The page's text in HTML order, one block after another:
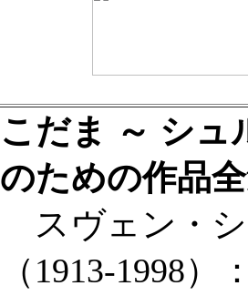
こだま ～ シュ
のための作品
スヴェン・
（1913-1998）